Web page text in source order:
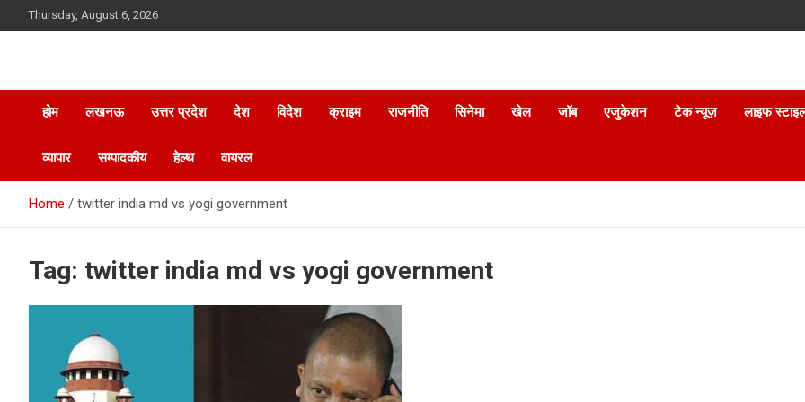
to
Thursday, August 6, 2026
होम लखनऊ उत्तर प्रदेश देश विदेश क्राइम राजनीति सिनेमा खेल जॉब एजुकेशन टेक न्यूज़ लाइफ
व्यापार सम्पादकीय हेल्थ वायरल
Home twitter india md vs yogi government
Tag: twitter india md vs yogi government